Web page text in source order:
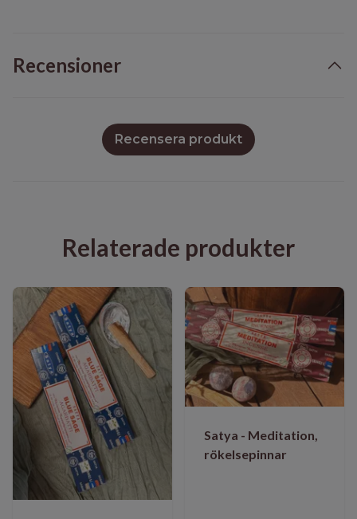
Recensioner
Recensera produkt
Relaterade produkter
Satya - Meditation,
rökelsepinnar